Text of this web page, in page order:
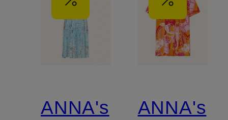
ANNA's
ANNA's